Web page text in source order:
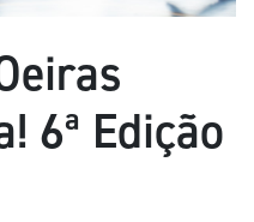
6ª Edição